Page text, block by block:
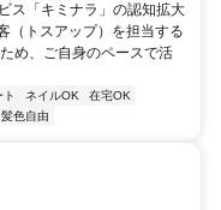
ス「キミナラ」の認知拡大
（トスアップ）を担当する
め、ご自身のペースで活
ト ネイルOK
在宅OK
色自由